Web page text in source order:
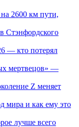
2600 км пути,
Стэнфордского
— кто потерял
мертвецов» —
Z меняет
мира и как ему это
лучше всего